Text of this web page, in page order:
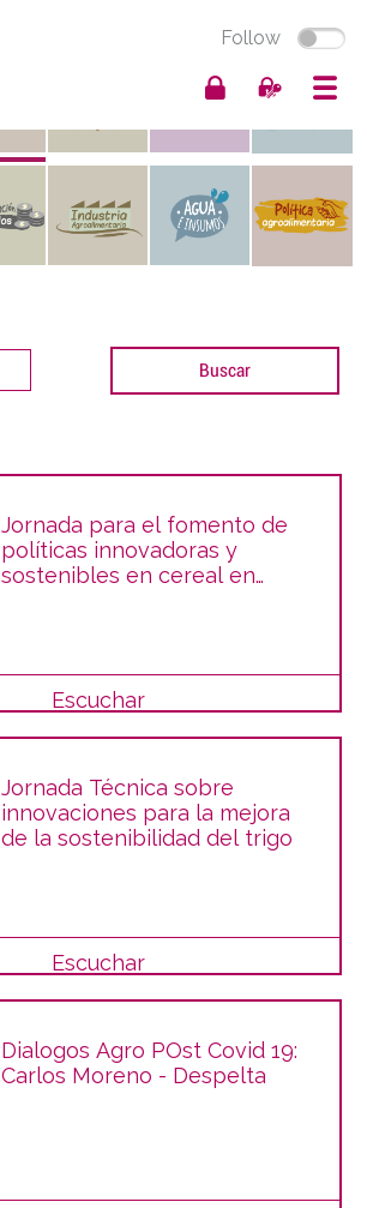
Follow
Jornada para el fomento de
políticas innovadoras y
sostenibles en cereal en
Escuchar
Jornada Técnica sobre
innovaciones para la mejora
de la sostenibilidad del trigo
Escuchar
Dialogos Agro POst Covid 19:
Carlos Moreno - Despelta